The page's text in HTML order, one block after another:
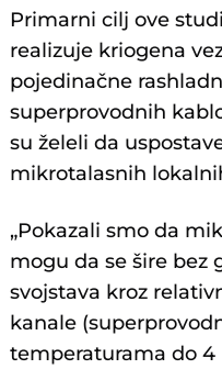
Primarni cilj ove
realizuje kriogena
pojedinačne
superprovodnih
su želeli da
mikrotalasnih
„Pokazali smo da
mogu da se šire bez
svojstava kroz
kanale
temperaturama do 4